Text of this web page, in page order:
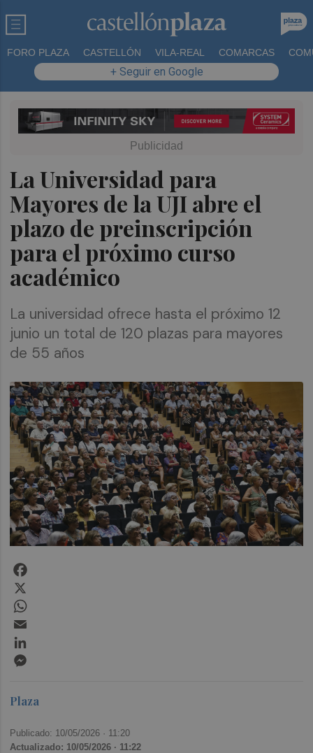
FORO PLAZA CASTELLÓN VILA-REAL COMARCAS
+ Seguir en Google
La Universidad para
Mayores de la UJI abre el
plazo de preinscripción
para el próximo curso
académico
La universidad ofrece hasta el próximo 12
junio un total de 120 plazas para mayores
de 55 años
Plaza
Publicado: 10/05/2026 · 11:20
Actualizado: 10/05/2026 · 11:22